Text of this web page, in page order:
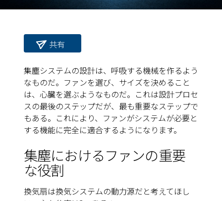
共有
集塵システムの設計は、呼吸する機械を作るよう
なものだ。ファンを選び、サイズを決めること
は、心臓を選ぶようなものだ。これは設計プロセ
スの最後のステップだが、最も重要なステップで
もある。これにより、ファンがシステムが必要と
する機能に完全に適合するようになります。
集塵におけるファンの重要
な役割
換気扇は換気システムの動力源だと考えてほし